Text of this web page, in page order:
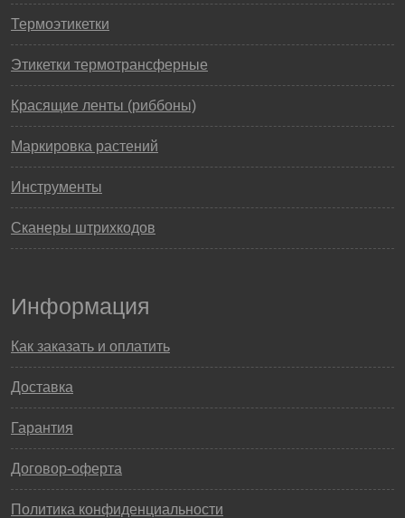
Термоэтикетки
Этикетки термотрансферные
Красящие ленты (риббоны)
Маркировка растений
Инструменты
Сканеры штрихкодов
Информация
Как заказать и оплатить
Доставка
Гарантия
Договор-оферта
Политика конфиденциальности